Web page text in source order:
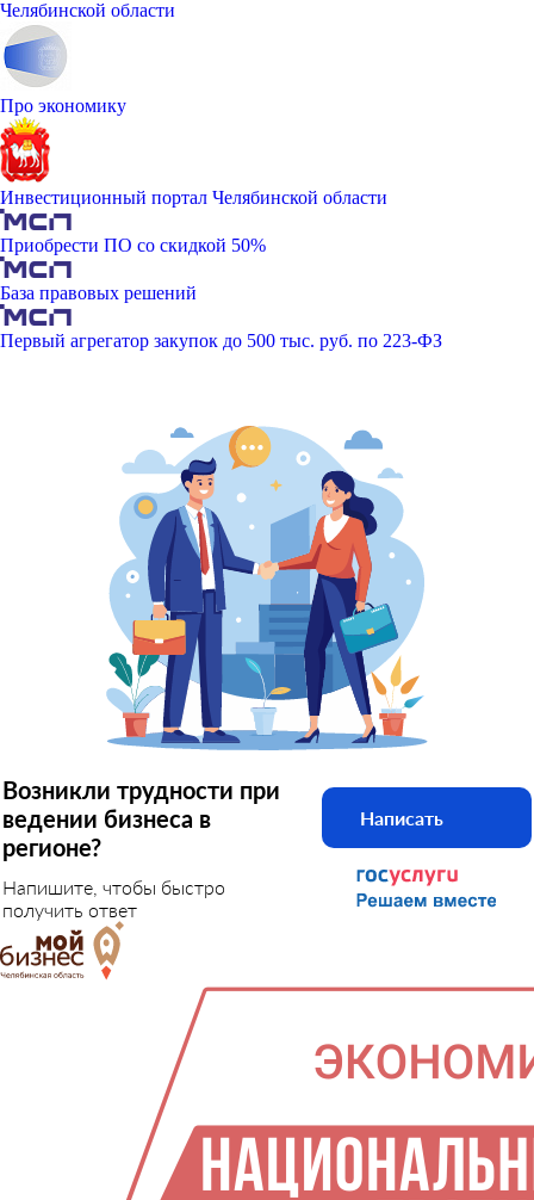
Челябинской области
Про экономику
Инвестиционный портал Челябинской области
Приобрести ПО со скидкой 50%
База правовых решений
Первый агрегатор закупок до 500 тыс. руб. по 223-ФЗ
Возникли трудности при
ведении бизнеса в
регионе?
Напишите, чтобы быстро
получить ответ
Написать